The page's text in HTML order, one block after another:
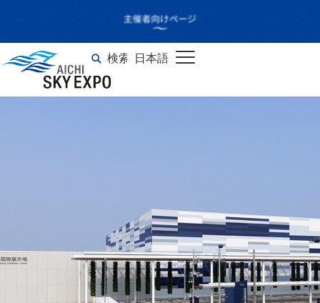
検索 日本語
English
SAIKOU×LUSH vol.4
in JAPAN